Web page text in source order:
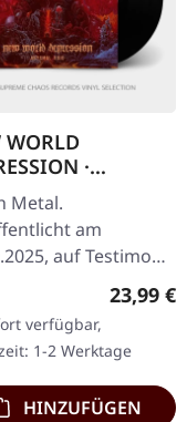
WORLD
·
Void | BLACK
Metal.
am
auf Testimony
Schwarzes Vinyl
mit gefütterter
New World
liefern…
23,99 €
verfügbar,
1-2 Werktage
HINZUFÜGEN